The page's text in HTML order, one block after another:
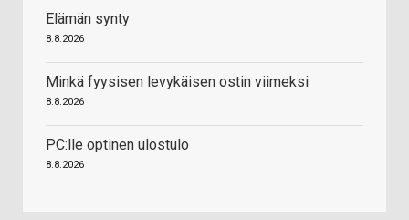
Elämän synty
8.8.2026
Minkä fyysisen levykäisen ostin viimeksi
8.8.2026
PC:lle optinen ulostulo
8.8.2026